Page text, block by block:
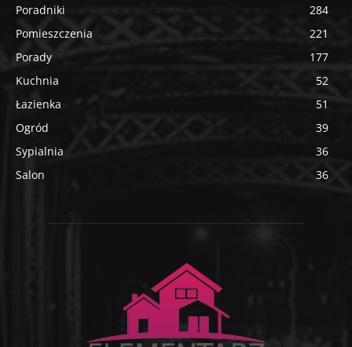
Poradniki
284
Pomieszczenia
221
Porady
177
Kuchnia
52
Łazienka
51
Ogród
39
Sypialnia
36
Salon
36